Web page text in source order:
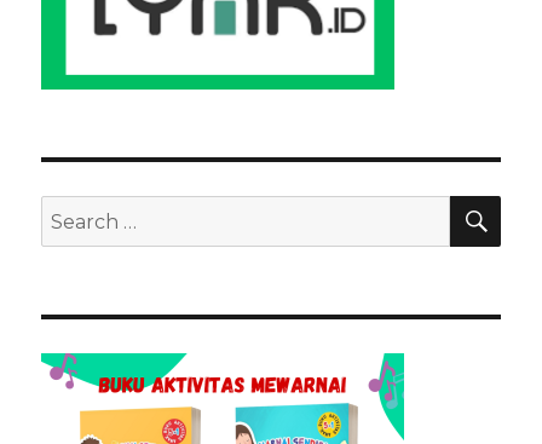
Search
for: